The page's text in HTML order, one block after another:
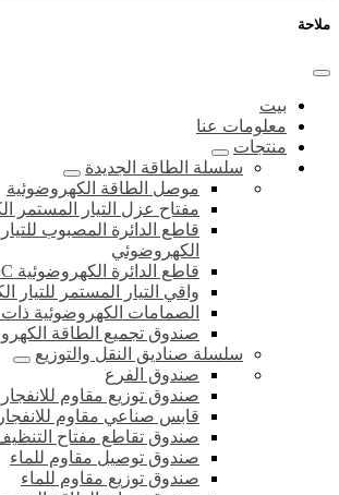
ملاحة
بيت
معلومات عنا
منتجات
سلسلة الطاقة الجديدة
موصل الطاقة الكهروضوئية
مفتاح عزل التيار المستمر
قاطع الدائرة المصبوب
الكهروضوئي
قاطع الدائرة الكهروضوئية DC المصغر
واقي التيار المستمر للتيار
الصمامات الكهروضوئية ذات
صندوق تجميع الطاقة
سلسلة صناديق النقل والتوزيع
صندوق الفرع
صندوق توزيع مقاوم للانفجار
قابس صناعي مقاوم للانفجار
صندوق تقاطع مفتاح
صندوق توصيل مقاوم للماء
صندوق توزيع مقاوم للماء